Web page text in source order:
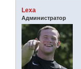
Lexa
Администратор